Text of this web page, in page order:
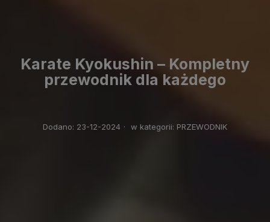
Karate Kyokushin – Kompletny
przewodnik dla każdego
Dodano: 23-12-2024 · w kategorii: PRZEWODNIK